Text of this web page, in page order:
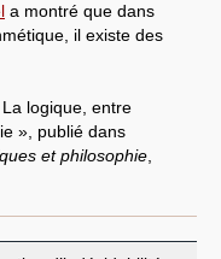
a montré que dans
il existe des
La logique, entre
», publié dans
et philosophie,